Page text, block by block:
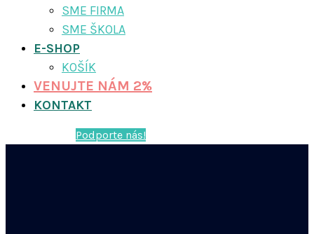
SME FIRMA
SME ŠKOLA
E-SHOP
KOŠÍK
VENUJTE NÁM 2%
KONTAKT
Podporte nás!